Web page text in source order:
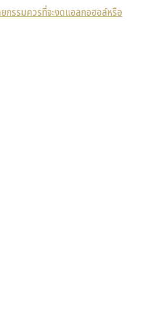
กรรมควรที่จะงดแอลกอฮอล์หรือ